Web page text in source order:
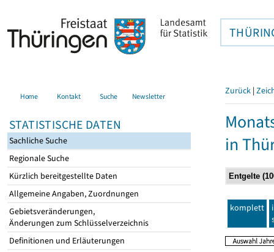
Home Kontakt Suche Newsletter
STATISTISCHE DATEN
Sachliche Suche
Regionale Suche
Kürzlich bereitgestellte Daten
Allgemeine Angaben, Zuordnungen
Gebietsveränderungen,
Änderungen zum Schlüsselverzeichnis
Definitionen und Erläuterungen
Zurück |
in
komplett